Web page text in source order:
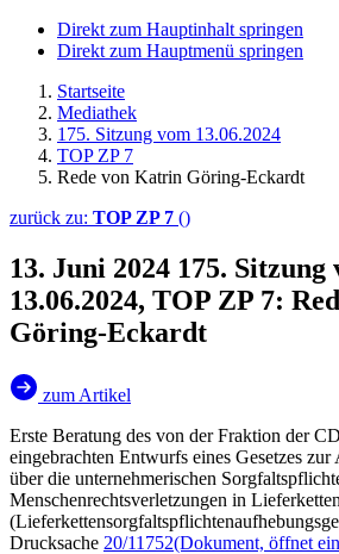
Direkt zum Hauptinhalt springen
Direkt zum Hauptmenü springen
Startseite
Mediathek
175. Sitzung vom 13.06.2024
TOP ZP 7
Rede von Katrin Göring-Eckardt
zurück zu: TOP ZP 7 ()
13. Juni 2024 175. Sitzung
13.06.2024, TOP ZP 7:
Göring-Eckardt
zum Artikel
Erste Beratung des von der Fraktion der
eingebrachten Entwurfs eines Gesetzes zur
über die unternehmerischen
Menschenrechtsverletzungen in Lieferketten
Drucksache 20/11752(Dokument, öffnet